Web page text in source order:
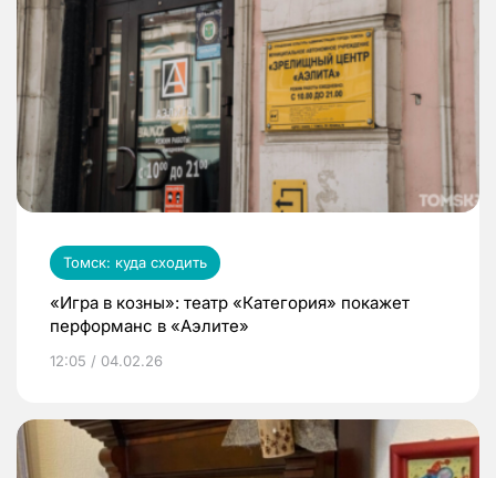
Томск: куда сходить
«Игра в козны»: театр «Категория» покажет
перформанс в «Аэлите»
12:05 / 04.02.26